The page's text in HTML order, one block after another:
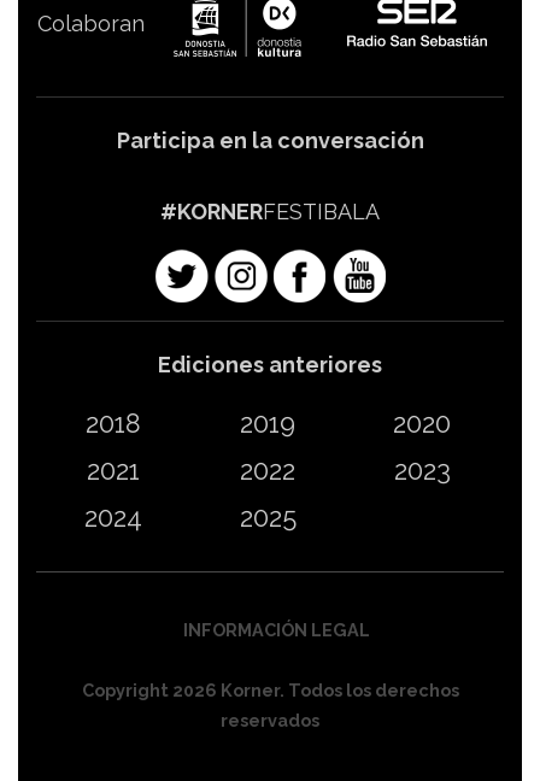
Colaboran
Participa en la conversación
#KORNERFESTIBALA
Ediciones anteriores
2018 2019
2020
2021
2022
2023
2024
2025
INFORMACIÓN LEGAL
Copyright 2026 Korner. Todos los derechos
reservados